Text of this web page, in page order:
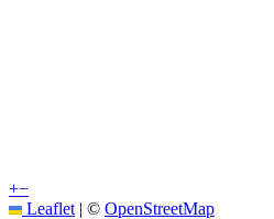
+−
Leaflet | © OpenStreetMap